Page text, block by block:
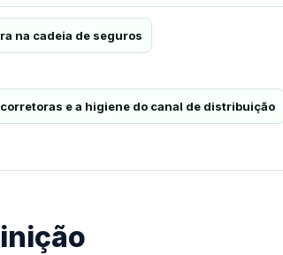
na cadeia de seguros
corretoras e a higiene do canal de distribuição